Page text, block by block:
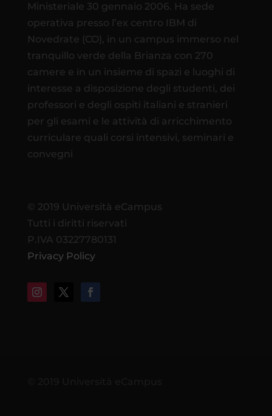
Ministeriale 30 gennaio 2006. Ha sede
operativa presso l’ex centro IBM di
Novedrate (CO), in un campus immerso nel
tranquillo verde della Brianza con 270
camere e in un insieme di spazi e luoghi di
interesse a disposizione degli studenti, dei
professori e degli ospiti italiani e stranieri
per gli esami e le attività di arricchimento
curriculare quali corsi intensivi, seminari e
convegni
© 2019 Università eCampus
Tutti i diritti riservati
P.IVA 03227780131
Privacy Policy